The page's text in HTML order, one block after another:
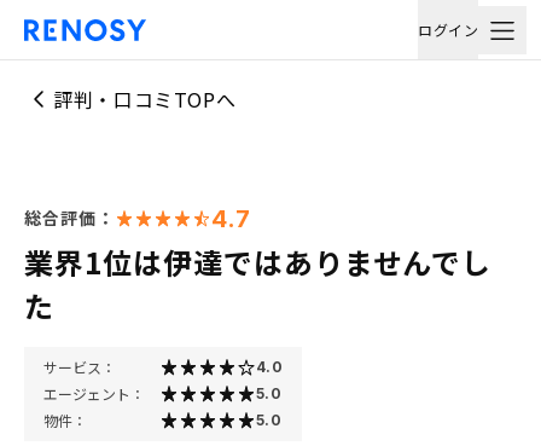
ログイン
評判・口コミTOPへ
総合評価： 4.7
業界1位は伊達ではありませんでし
た
サービス： 4.0
エージェント： 5.0
物件： 5.0